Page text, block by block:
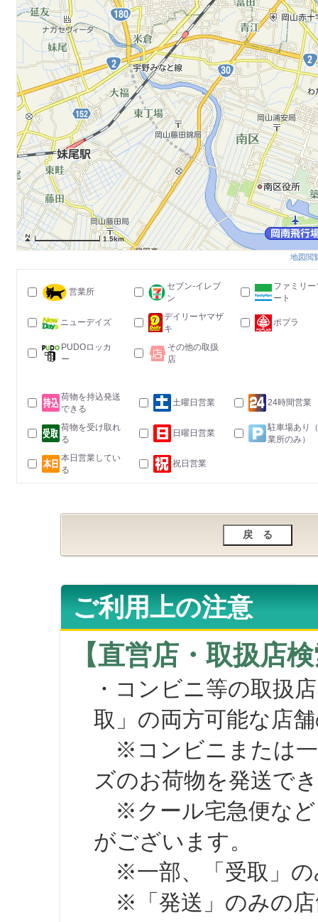
1.5km
地図閲
営業所
セブン-イレブ
ン
ファミリー
ート
ニューデイズ
デイリーヤマザ
キ
ポプラ
PUDOロッカ
ー
その他の取扱
店
荷物を持込発送
できる
土曜日営業 24時間営業
荷物を受け取れ
る
日曜日営業
駐車場あり
業所のみ）
本日営業してい
る
祝日営業
ご利用上の注意
【直営店・取扱店
・コンビニ等の取扱
取」の両方可能な店
※コンビニまたは一
ズのお荷物を発送で
※クール宅急便など
がございます。
※一部、「受取」の
※「発送」のみの店